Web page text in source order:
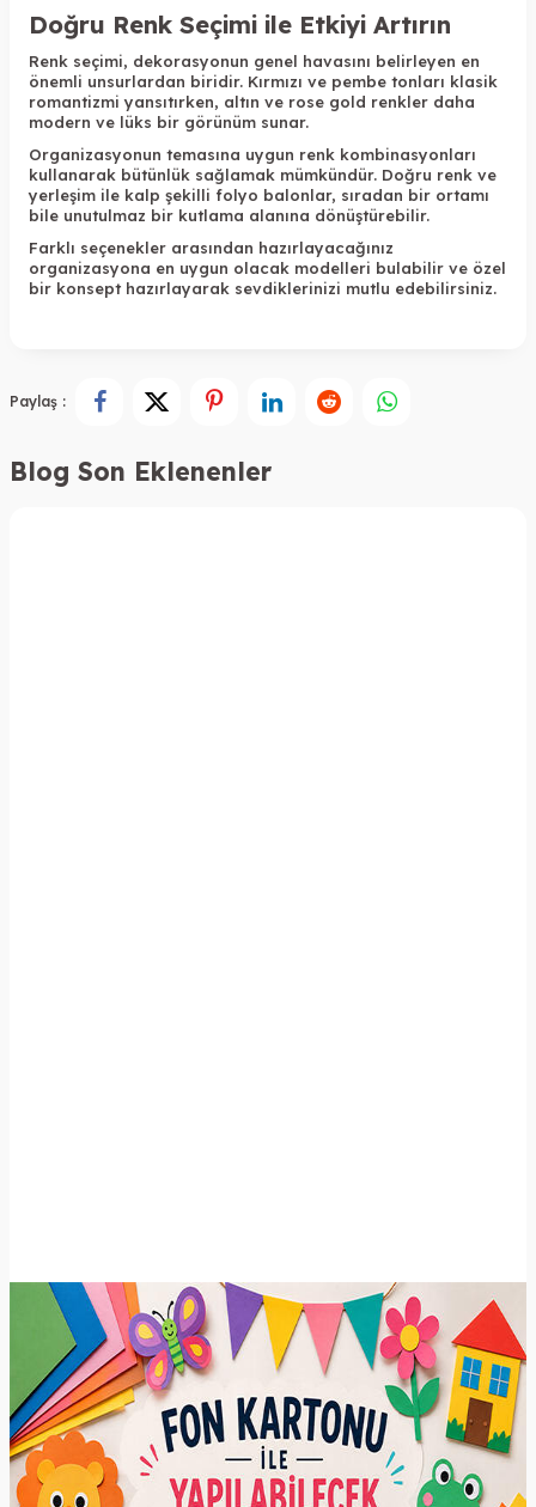
Doğru Renk Seçimi ile Etkiyi Artırın
Renk seçimi, dekorasyonun genel havasını belirleyen en
önemli unsurlardan biridir. Kırmızı ve pembe tonları klasik
romantizmi yansıtırken, altın ve rose gold renkler daha
modern ve lüks bir görünüm sunar.
Organizasyonun temasına uygun renk kombinasyonları
kullanarak bütünlük sağlamak mümkündür. Doğru renk ve
yerleşim ile kalp şekilli folyo balonlar, sıradan bir ortamı
bile unutulmaz bir kutlama alanına dönüştürebilir.
Farklı seçenekler arasından hazırlayacağınız
organizasyona en uygun olacak modelleri bulabilir ve özel
bir konsept hazırlayarak sevdiklerinizi mutlu edebilirsiniz.
Paylaş :
Blog Son Eklenenler